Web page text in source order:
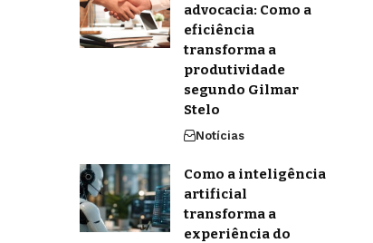
advocacia: Como a
eficiência
transforma a
produtividade
segundo Gilmar
Stelo
Notícias
Como a inteligência
artificial
transforma a
experiência do